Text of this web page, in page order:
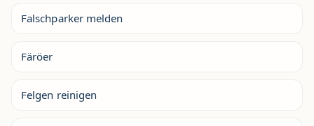
Falschparker melden
Färöer
Felgen reinigen